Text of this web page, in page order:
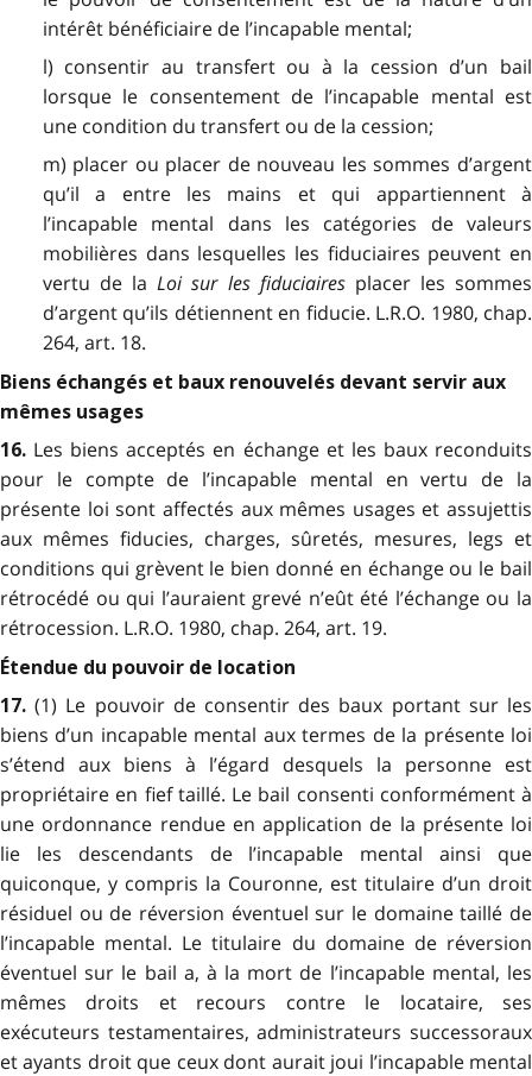
intérêt bénéficiaire de l’incapable mental;
l) consentir au transfert ou à la cession d’un bail
lorsque le consentement de l’incapable mental est
une condition du transfert ou de la cession;
m) placer ou placer de nouveau les sommes d’argent
qu’il a entre les mains et qui appartiennent à
l’incapable mental dans les catégories de valeurs
mobilières dans lesquelles les fiduciaires peuvent en
vertu de laLoi sur les fiduciairesplacer les sommes
d’argent qu’ils détiennent en fiducie. L.R.O. 1980, chap.
264, art. 18.
Biens échangés et baux renouvelés devant servir aux
mêmes usages
16. Les biens acceptés en échange et les baux reconduits
pour le compte de l’incapable mental en vertu de la
présente loi sont affectés aux mêmes usages et assujettis
aux mêmes fiducies, charges, sûretés, mesures, legs et
conditions qui grèvent le bien donné en échange ou le bail
rétrocédé ou qui l’auraient grevé n’eût été l’échange ou la
rétrocession. L.R.O. 1980, chap. 264, art. 19.
Étendue du pouvoir de location
17.(1) Le pouvoir de consentir des baux portant sur les
biens d’un incapable mental aux termes de la présente loi
s’étend aux biens à l’égard desquels la personne est
propriétaire en fief taillé. Le bail consenti conformément à
une ordonnance rendue en application de la présente loi
lie les descendants de l’incapable mental ainsi que
quiconque, y compris la Couronne, est titulaire d’un droit
résiduel ou de réversion éventuel sur le domaine taillé de
l’incapable mental. Le titulaire du domaine de réversion
éventuel sur le bail a, à la mort de l’incapable mental, les
mêmes droits et recours contre le locataire, ses
exécuteurs testamentaires, administrateurs successoraux
et ayants droit que ceux dont aurait joui l’incapable mental